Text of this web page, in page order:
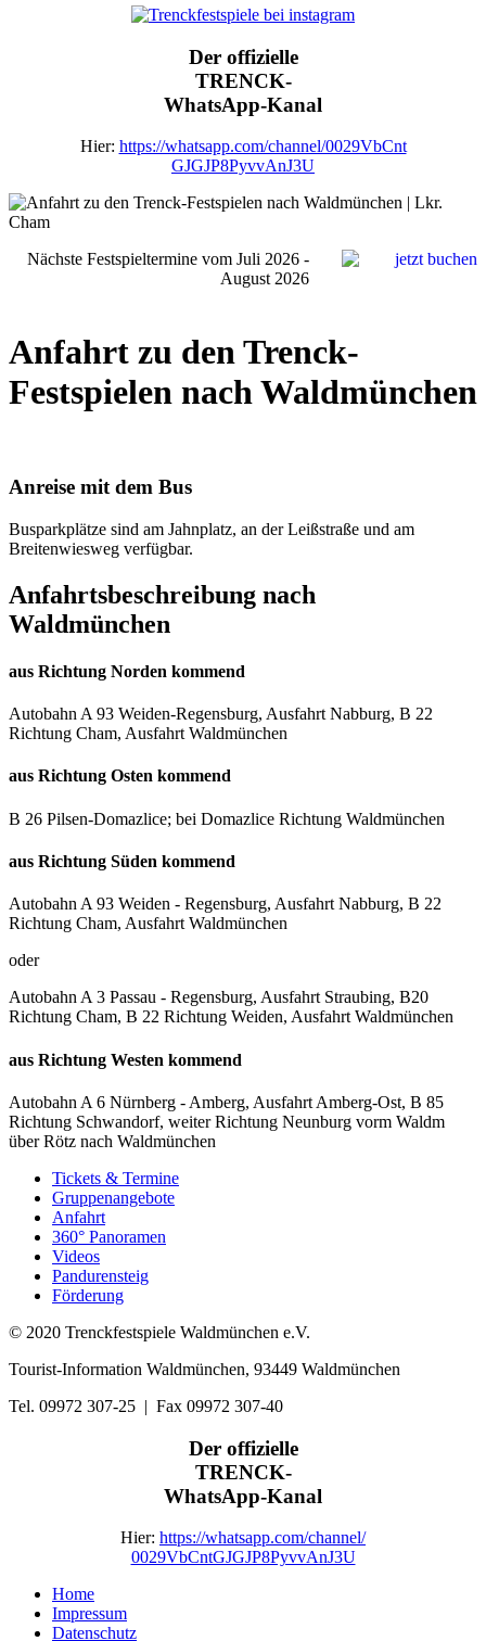
Der offizielle
TRENCK-
WhatsApp-Kanal
Hier: https://whatsapp.com/channel/0029VbCnt
GJGJP8PyvvAnJ3U
Nächste Festspieltermine vom Juli 2026 -
August 2026
Anfahrt zu den Trenck-
Festspielen nach Waldmünchen
Anreise mit dem Bus
Busparkplätze sind am Jahnplatz, an der Leißstraße und am
Breitenwiesweg verfügbar.
Anfahrtsbeschreibung nach
Waldmünchen
aus Richtung Norden kommend
Autobahn A 93 Weiden-Regensburg, Ausfahrt Nabburg, B 22
Richtung Cham, Ausfahrt Waldmünchen
aus Richtung Osten kommend
B 26 Pilsen-Domazlice; bei Domazlice Richtung Waldmünchen
aus Richtung Süden kommend
Autobahn A 93 Weiden - Regensburg, Ausfahrt Nabburg, B 22
Richtung Cham, Ausfahrt Waldmünchen
oder
Autobahn A 3 Passau - Regensburg, Ausfahrt Straubing, B20
Richtung Cham, B 22 Richtung Weiden, Ausfahrt Waldmünchen
aus Richtung Westen kommend
Autobahn A 6 Nürnberg - Amberg, Ausfahrt Amberg-Ost, B 85
Richtung Schwandorf, weiter Richtung Neunburg vorm Waldm
über Rötz nach Waldmünchen
Tickets & Termine
Gruppenangebote
Anfahrt
360° Panoramen
Videos
Pandurensteig
Förderung
© 2020 Trenckfestspiele Waldmünchen e.V.
Tourist-Information Waldmünchen, 93449 Waldmünchen
Tel. 09972 307-25 | Fax 09972 307-40
Der offizielle
TRENCK-
WhatsApp-Kanal
Hier: https://whatsapp.com/channel/
0029VbCntGJGJP8PyvvAnJ3U
Home
Impressum
Datenschutz